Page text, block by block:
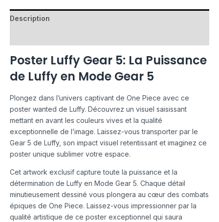
Description
Poster Luffy Gear 5: La Puissance
de Luffy en Mode Gear 5
Plongez dans l’univers captivant de One Piece avec ce
poster wanted de Luffy. Découvrez un visuel saisissant
mettant en avant les couleurs vives et la qualité
exceptionnelle de l’image. Laissez-vous transporter par le
Gear 5 de Luffy, son impact visuel retentissant et imaginez ce
poster unique sublimer votre espace.
Cet artwork exclusif capture toute la puissance et la
détermination de Luffy en Mode Gear 5. Chaque détail
minutieusement dessiné vous plongera au cœur des combats
épiques de One Piece. Laissez-vous impressionner par la
qualité artistique de ce poster exceptionnel qui saura